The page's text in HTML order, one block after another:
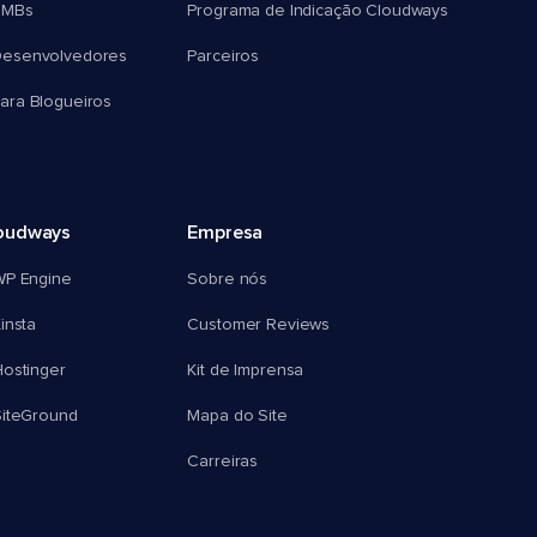
Blogueiros
Programa de Indicação Cloudways
Parceiros
Engine
Empresa
Sobre nós
Customer Reviews
Kit de Imprensa
Mapa do Site
Carreiras